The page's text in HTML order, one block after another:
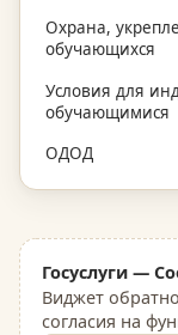
Охрана,
обучающихся
Условия для
обучающимися
ОДОД
Госуслуги —
Виджет
согласия на